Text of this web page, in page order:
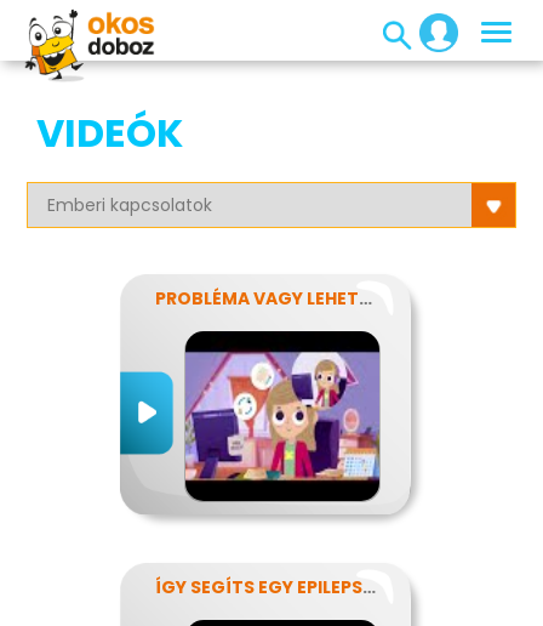
VIDEÓK
PROBLÉMA VAGY LEHETŐSÉG?
ÍGY SEGÍTS EGY EPILEPSZIÁSNAK